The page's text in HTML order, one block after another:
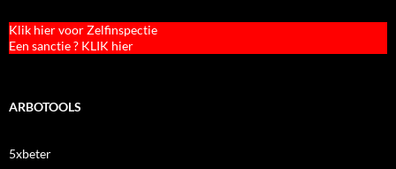
Klik hier voor Zelfinspectie
Een sanctie ? KLIK hier
ARBOTOOLS
5xbeter